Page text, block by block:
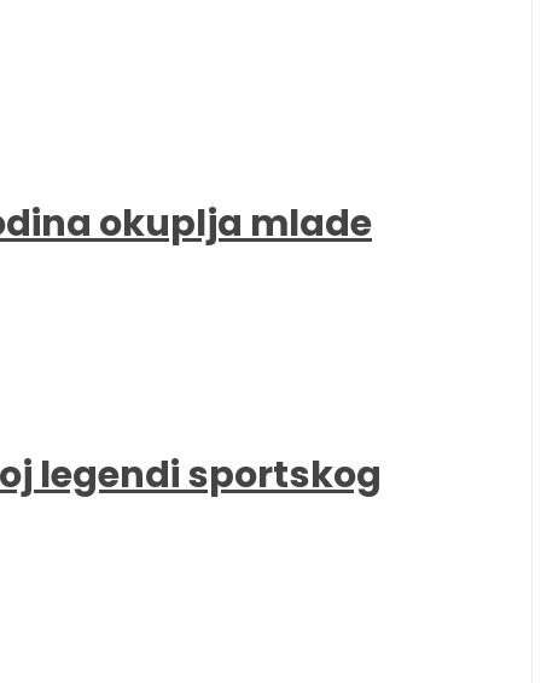
okuplja mlade
legendi sportskog